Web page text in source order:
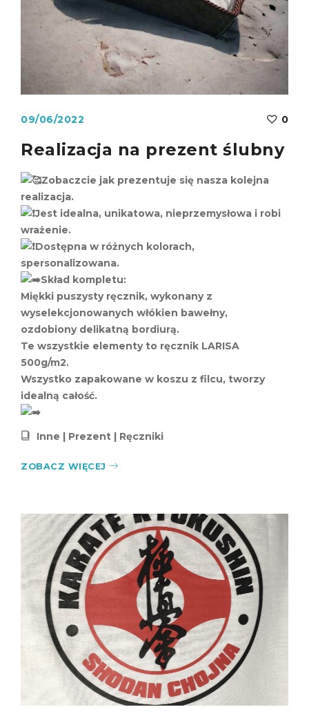
09/06/2022 0
Realizacja na prezent ślubny
Zobaczcie jak prezentuje się nasza kolejna
realizacja.
Jest idealna, unikatowa, nieprzemysłowa i robi
wrażenie.
Dostępna w różnych kolorach,
spersonalizowana.
Skład kompletu:
Miękki puszysty ręcznik, wykonany z
wyselekcjonowanych włókien bawełny,
ozdobiony delikatną bordiurą.
Te wszystkie elementy to ręcznik LARISA
500g/m2.
Wszystko zapakowane w koszu z filcu, tworzy
idealną całość.
Inne | Prezent | Ręczniki
ZOBACZ WIĘCEJ